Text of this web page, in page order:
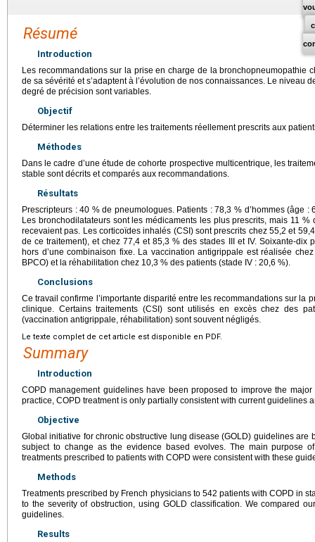
Résumé
Introduction
Les recommandations sur la prise en charge de la bronchopneumopathie
de sa sévérité et s’adaptent à l’évolution de nos connaissances. Le niveau
degré de précision sont variables.
Objectif
Déterminer les relations entre les traitements réellement prescrits aux
Méthodes
Dans le cadre d’une étude de cohorte prospective multicentrique, les
stable sont décrits et comparés aux recommandations.
Résultats
Prescripteurs : 40 % de pneumologues. Patients : 78,3 % d’hommes (âge :
Les bronchodilatateurs sont les médicaments les plus prescrits, mais 11 %
recevaient pas. Les corticoïdes inhalés (CSI) sont prescrits chez 55,2 et
de ce traitement), et chez 77,4 et 85,3 % des stades III et IV. Soixante-dix
hors d’une combinaison fixe. La vaccination antigrippale est réalisée
BPCO) et la réhabilitation chez 10,3 % des patients (stade IV : 20,6 %).
Conclusions
Ce travail confirme l’importante disparité entre les recommandations sur la
clinique. Certains traitements (CSI) sont utilisés en excès chez des
(vaccination antigrippale, réhabilitation) sont souvent négligés.
Le texte complet de cet article est disponible en PDF.
Summary
Introduction
COPD management guidelines have been proposed to improve the
practice, COPD treatment is only partially consistent with current guidelines
Objective
Global initiative for chronic obstructive lung disease (GOLD) guidelines are
subject to change as the evidence based evolves. The main purpose
treatments prescribed to patients with COPD were consistent with these
Methods
Treatments prescribed by French physicians to 542 patients with COPD in
to the severity of obstruction, using GOLD classification. We compared
guidelines.
Results